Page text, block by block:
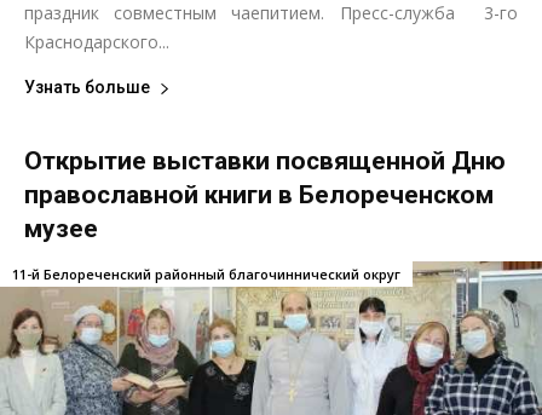
праздник совместным чаепитием. Пресс-служба 3-го
Краснодарского...
Узнать больше
Открытие выставки посвященной​ Дню
православной книги в Белореченском
музее​
11-й Белореченский районный благочиннический округ